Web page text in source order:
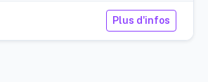
Plus d'infos